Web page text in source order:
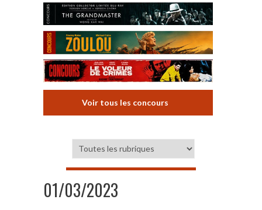
Voir tous les concours
01/03/2023